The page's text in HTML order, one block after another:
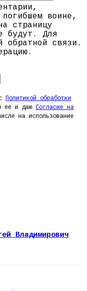
воине,
страницу
будут. Для
обратной связи.
Политикой обработки
ее и даю Согласие на
на использование
Владимирович